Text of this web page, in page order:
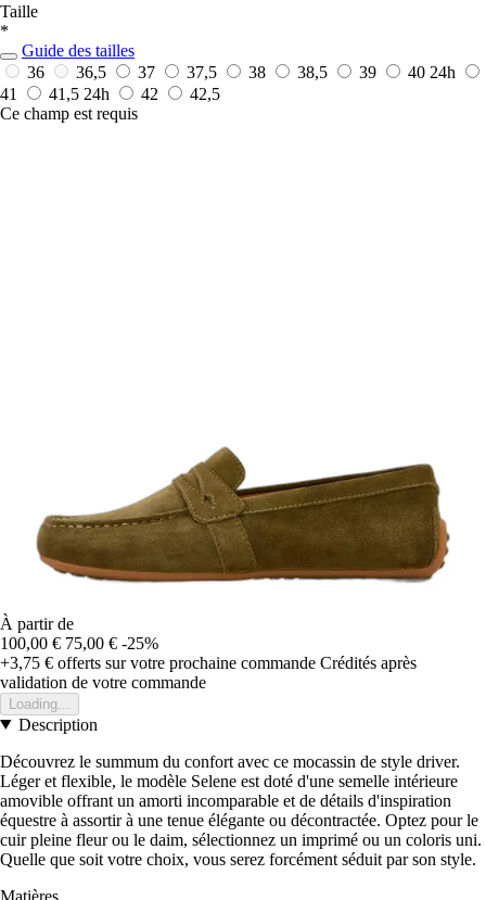
Taille
*
Guide des tailles
36
36,5 37 37,5 38 38,5 39 40 24h
41
41,5 24h 42
42,5
Ce champ est requis
À partir de
100,00 € 75,00 € -25%
+3,75 € offerts sur votre prochaine commande Crédités après
validation de votre commande
Loading...
Description
Découvrez le summum du confort avec ce mocassin de style driver.
Léger et flexible, le modèle Selene est doté d'une semelle intérieure
amovible offrant un amorti incomparable et de détails d'inspiration
équestre à assortir à une tenue élégante ou décontractée. Optez pour le
cuir pleine fleur ou le daim, sélectionnez un imprimé ou un coloris uni.
Quelle que soit votre choix, vous serez forcément séduit par son style.
Matières